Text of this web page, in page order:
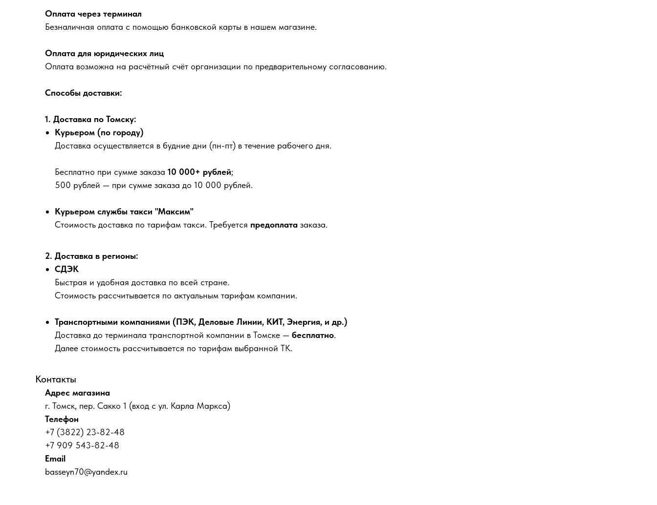
Оплата через терминал
Безналичная оплата с помощью банковской карты в нашем магазине.
Оплата для юридических лиц
Оплата возможна на расчётный счёт организации по предварительному согласованию.
Способы доставки:
1. Доставка по Томску:
Курьером (по городу)
Доставка осуществляется в будние дни (пн-пт) в течение рабочего дня.
Бесплатно при сумме заказа 10 000+ рублей;
500 рублей — при сумме заказа до 10 000 рублей.
Курьером службы такси "Максим"
Стоимость доставка по тарифам такси. Требуется предоплата заказа.
2. Доставка в регионы:
СДЭК
Быстрая и удобная доставка по всей стране.
Стоимость рассчитывается по актуальным тарифам компании.
Транспортными компаниями (ПЭК, Деловые Линии, КИТ, Энергия, и др.)
Доставка до терминала транспортной компании в Томске — бесплатно.
Далее стоимость рассчитывается по тарифам выбранной ТК.
Контакты
Адрес магазина
г. Томск, пер. Сакко 1 (вход с ул. Карла Маркса)
Телефон
+7 (3822) 23-82-48
+7 909 543-82-48
Email
basseyn70@yandex.ru